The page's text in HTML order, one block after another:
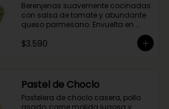
Berenjenas suavemente cocinadas
con salsa de tomate y abundante
queso parmesano. Envuelta en
$3.590
Pastel de Choclo
Pastelera de choclo casera, pollo
asado, carne molida jugosa y